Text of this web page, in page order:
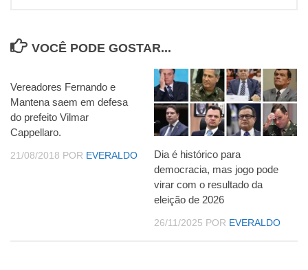
VOCÊ PODE GOSTAR...
Vereadores Fernando e
Mantena saem em defesa
do prefeito Vilmar
Cappellaro.
21/08/2018 POR EVERALDO
Dia é histórico para
democracia, mas jogo pode
virar com o resultado da
eleição de 2026
26/11/2025 POR EVERALDO